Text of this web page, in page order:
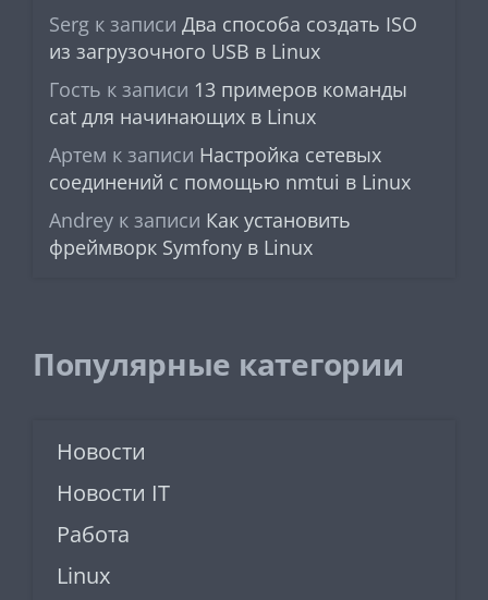
Serg к записи Два способа создать ISO
из загрузочного USB в Linux
Гость к записи 13 примеров команды
cat для начинающих в Linux
Артем к записи Настройка сетевых
соединений с помощью nmtui в Linux
Andrey к записи Как установить
фреймворк Symfony в Linux
Популярные категории
Новости
Новости IT
Работа
Linux